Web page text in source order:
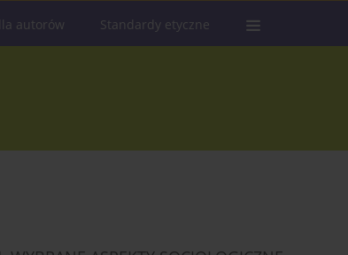
autorów Standardy etyczne